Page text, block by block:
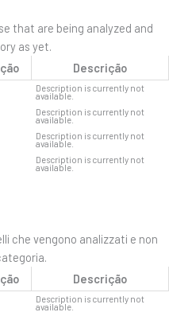
that are being analyzed and
as yet.
Descrição
Description is currently not
available.
Description is currently not
available.
Description is currently not
available.
Description is currently not
available.
che vengono analizzati e non
Descrição
Description is currently not
available.